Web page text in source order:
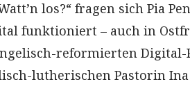
los?“ fragen sich Pia
funktioniert – auch in
reformierten Digital-
lutherischen Pastorin Ina